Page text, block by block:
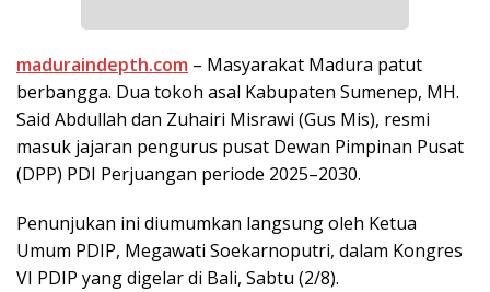
maduraindepth.com – Masyarakat Madura patut
berbangga. Dua tokoh asal Kabupaten Sumenep, MH.
Said Abdullah dan Zuhairi Misrawi (Gus Mis), resmi
masuk jajaran pengurus pusat Dewan Pimpinan Pusat
(DPP) PDI Perjuangan periode 2025–2030.
Penunjukan ini diumumkan langsung oleh Ketua
Umum PDIP, Megawati Soekarnoputri, dalam Kongres
VI PDIP yang digelar di Bali, Sabtu (2/8).